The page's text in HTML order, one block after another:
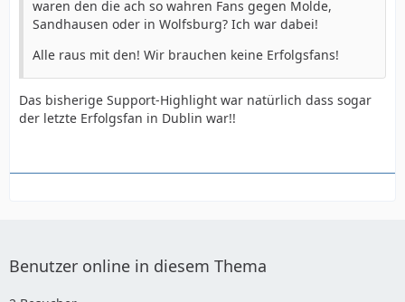
waren den die ach so wahren Fans gegen Molde,
Sandhausen oder in Wolfsburg? Ich war dabei!
Alle raus mit den! Wir brauchen keine Erfolgsfans!
Das bisherige Support-Highlight war natürlich dass sogar
der letzte Erfolgsfan in Dublin war!!
Benutzer online in diesem Thema